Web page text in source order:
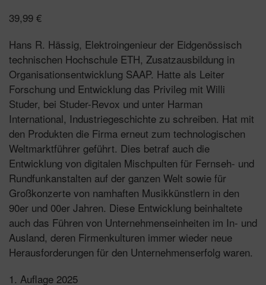
39,99 €
Hans R. Hässig, Elektroingenieur der Eidgenössisch
technischen Hochschule ETH, Zusatzausbildung in
Organisationsentwicklung SAAP. Hatte als Leiter
Forschung und Entwicklung das Privileg mit Willi
Studer, bei Studer-Revox und unter Harman
International, Industriegeschichte zu schreiben. Hat mit
den Produkten die Firma erneut zum technologischen
Weltmarktführer geführt. Dies betraf auch die
Entwicklung von digitalen Mischpulten für Fernseh- und
Rundfunkanstalten auf der ganzen Welt sowie für
Großkonzerte von namhaften Musikkünstlern in den
90er und 00er Jahren. Diese Entwicklung beinhaltete
auch das Führen von Unternehmenseinheiten im In- und
Ausland, deren Firmenkulturen immer wieder neue
Herausforderungen für den Unternehmenserfolg waren.
1. Auflage 2025